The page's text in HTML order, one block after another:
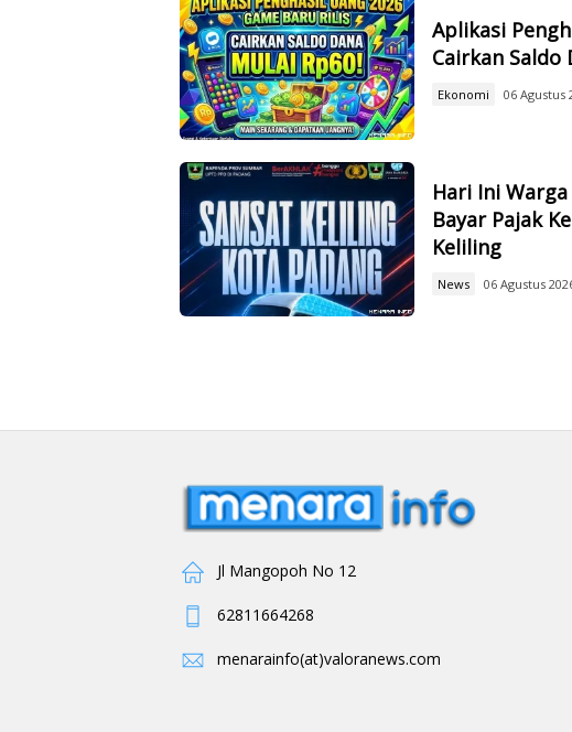
Aplikasi
Cairkan Saldo
Ekonomi 06 Agustus
Hari Ini
Bayar Pajak
Keliling
News 06 Agustus
Jl Mangopoh No 12
62811664268
menarainfo(at)valoranews.com